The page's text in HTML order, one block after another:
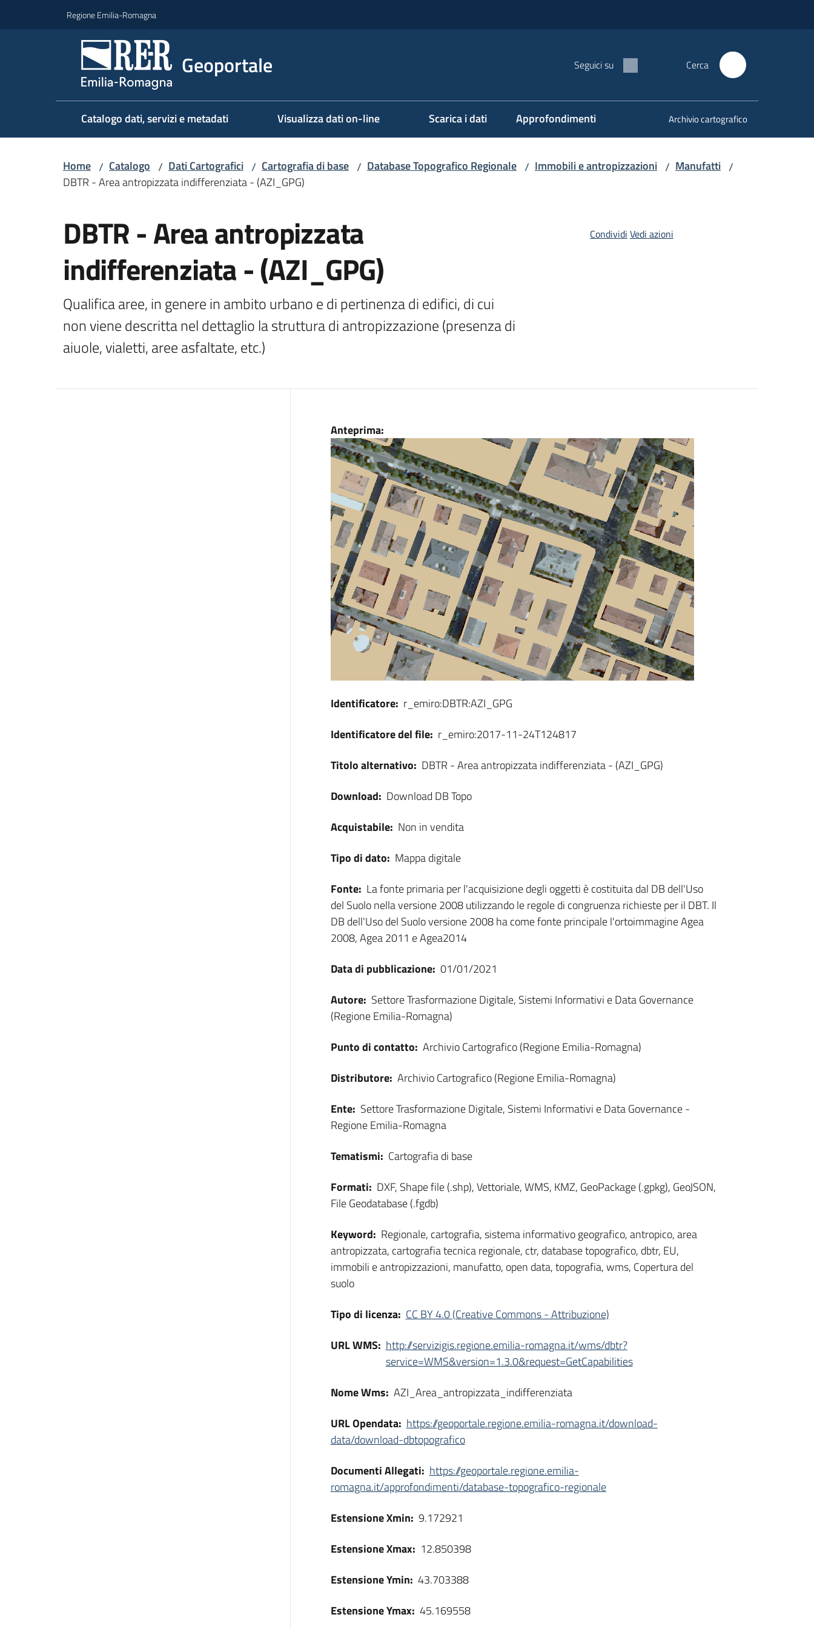
Regione Emilia-Romagna
Geoportale Seguici su Cerca
Catalogo dati, servizi e metadati Visualizza dati on-line Scarica i dati Approfondimenti Archivio cartografico
Home / Catalogo / Dati Cartografici / Cartografia di base / Database Topografico Regionale / Immobili e antropizzazioni / Manufatti /
DBTR - Area antropizzata indifferenziata - (AZI_GPG)
DBTR - Area antropizzata
indifferenziata - (AZI_GPG)
Qualifica aree, in genere in ambito urbano e di pertinenza di edifici, di cui
non viene descritta nel dettaglio la struttura di antropizzazione (presenza di
aiuole, vialetti, aree asfaltate, etc.)
Condividi Vedi azioni
Dati
Anteprima:
Identificatore: r_emiro:DBTR:AZI_GPG
Identificatore del file: r_emiro:2017-11-24T124817
Titolo alternativo: DBTR - Area antropizzata indifferenziata - (AZI_GPG)
Download: Download DB Topo
Acquistabile: Non in vendita
Tipo di dato: Mappa digitale
Fonte: La fonte primaria per l'acquisizione degli oggetti è costituita dal DB dell'Uso
del Suolo nella versione 2008 utilizzando le regole di congruenza richieste per il DBT. Il
DB dell'Uso del Suolo versione 2008 ha come fonte principale l'ortoimmagine Agea
2008, Agea 2011 e Agea2014
Data di pubblicazione: 01/01/2021
Autore: Settore Trasformazione Digitale, Sistemi Informativi e Data Governance
(Regione Emilia-Romagna)
Punto di contatto: Archivio Cartografico (Regione Emilia-Romagna)
Distributore: Archivio Cartografico (Regione Emilia-Romagna)
Ente: Settore Trasformazione Digitale, Sistemi Informativi e Data Governance -
Regione Emilia-Romagna
Tematismi: Cartografia di base
Formati: DXF, Shape file (.shp), Vettoriale, WMS, KMZ, GeoPackage (.gpkg), GeoJSON,
File Geodatabase (.fgdb)
Keyword: Regionale, cartografia, sistema informativo geografico, antropico, area
antropizzata, cartografia tecnica regionale, ctr, database topografico, dbtr, EU,
immobili e antropizzazioni, manufatto, open data, topografia, wms, Copertura del
suolo
Tipo di licenza: CC BY 4.0 (Creative Commons - Attribuzione)
URL WMS: http://servizigis.regione.emilia-romagna.it/wms/dbtr?
service=WMS&version=1.3.0&request=GetCapabilities
Nome Wms: AZI_Area_antropizzata_indifferenziata
URL Opendata: https://geoportale.regione.emilia-romagna.it/download-
data/download-dbtopografico
Documenti Allegati: https://geoportale.regione.emilia-
romagna.it/approfondimenti/database-topografico-regionale
Estensione Xmin: 9.172921
Estensione Xmax: 12.850398
Estensione Ymin: 43.703388
Estensione Ymax: 45.169558